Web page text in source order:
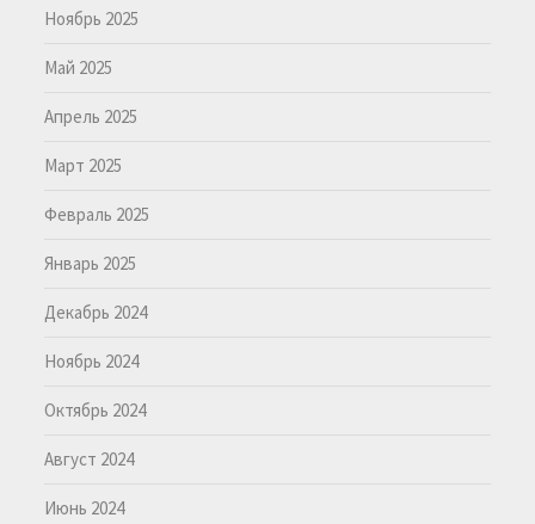
Ноябрь 2025
Май 2025
Апрель 2025
Март 2025
Февраль 2025
Январь 2025
Декабрь 2024
Ноябрь 2024
Октябрь 2024
Август 2024
Июнь 2024